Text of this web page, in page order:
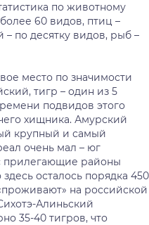
по животному
60 видов, птиц –
по десятку видов, рыб –
место по значимости
тигр – один из 5
подвидов этого
хищника. Амурский
крупный и самый
очень мал – юг
прилегающие районы
осталось порядка 450
на российской
Алиньский
35-40 тигров, что